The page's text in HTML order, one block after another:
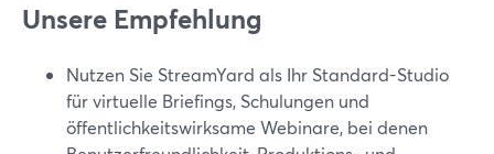
Unsere Empfehlung
Nutzen Sie StreamYard als Ihr Standard-Studio
für virtuelle Briefings, Schulungen und
öffentlichkeitswirksame Webinare, bei denen